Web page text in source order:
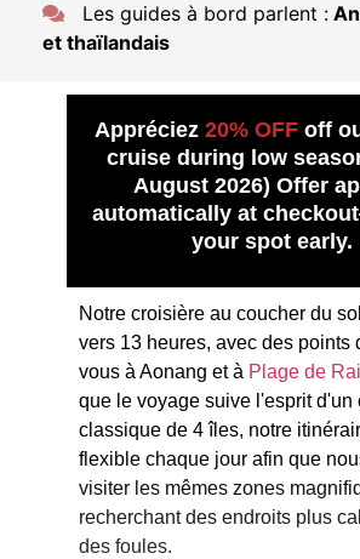
Les guides à bord parlent :
et thaïlandais
Appréciez 20% OFF off
cruise during low
August 2026) Offer
automatically at
your spot early.
Notre croisière au coucher du
vers 13 heures, avec des points
vous à Aonang et à Plage de
que le voyage suive l'esprit d'un
classique de 4 îles, notre
flexible chaque jour afin que
visiter les mêmes zones
recherchant des endroits plus
des foules.